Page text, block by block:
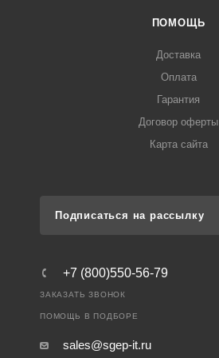
ПОМОЩЬ
Доставка
Оплата
Гарантия
Договор оферты
Карта сайта
Подписаться на рассылку
+7 (800)550-56-79
ЗАКАЗАТЬ ЗВОНОК
ПОМОЩЬ В ПОДБОРЕ
sales@sgep-it.ru